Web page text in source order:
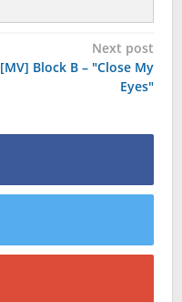
Next post
[MV] Block B – "Close My
Eyes"